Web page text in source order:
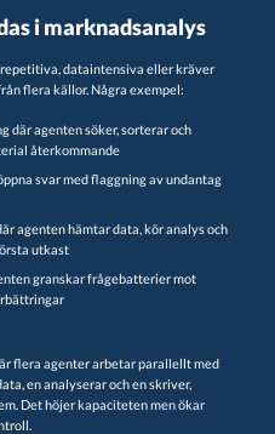
i marknadsanalys
repetitiva, dataintensiva eller kräver
flera källor. Några exempel:
där agenten söker, sorterar och
återkommande
svar med flaggning av undantag
agenten hämtar data, kör analys och
utkast
granskar frågebatterier mot
flera agenter arbetar parallellt med
en analyserar och en skriver,
Det höjer kapaciteten men ökar